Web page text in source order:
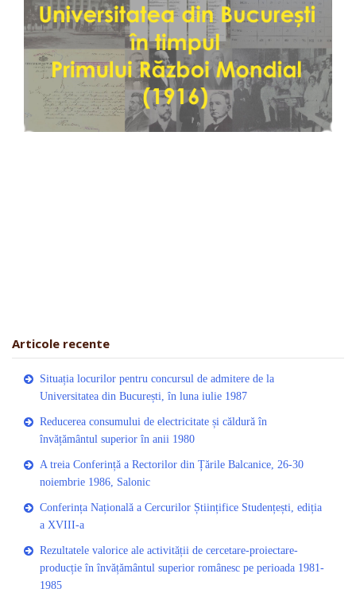
Articole recente
Situația locurilor pentru concursul de admitere de la
Universitatea din București, în luna iulie 1987
Reducerea consumului de electricitate și căldură în
învățământul superior în anii 1980
A treia Conferință a Rectorilor din Țările Balcanice, 26-30
noiembrie 1986, Salonic
Conferința Națională a Cercurilor Științifice Studențești, ediția
a XVIII-a
Rezultatele valorice ale activității de cercetare-proiectare-
producție în învățământul superior românesc pe perioada 1981-
1985